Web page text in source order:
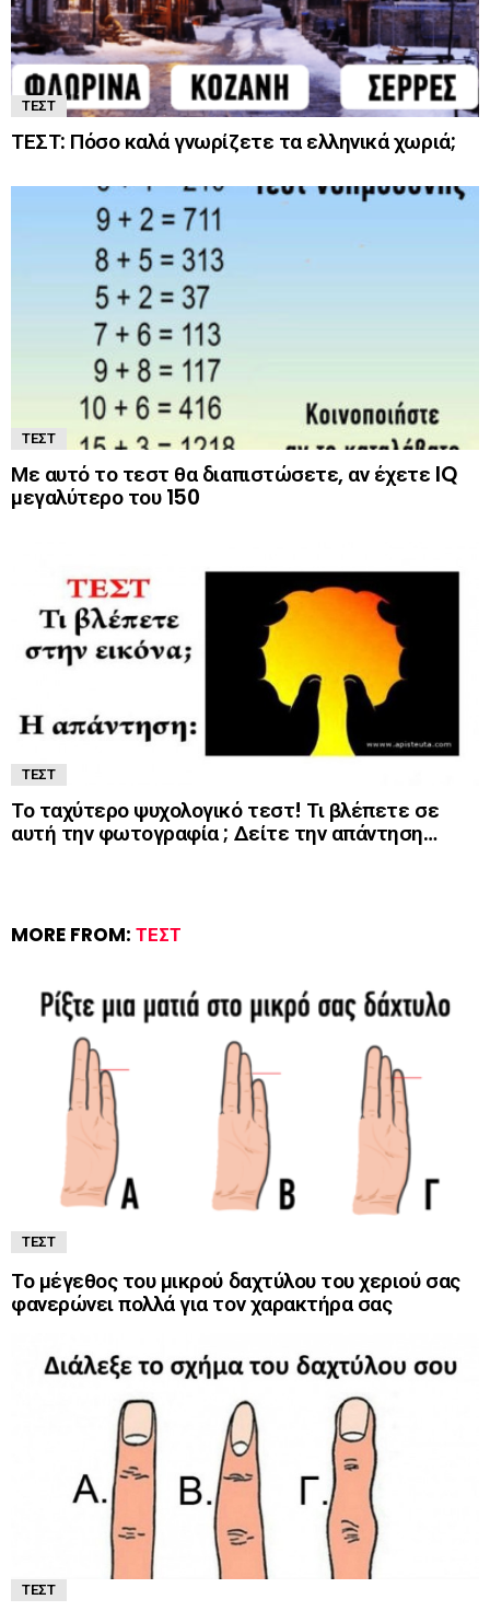
ΤΕΣΤ
ΤΕΣΤ: Πόσο καλά γνωρίζετε τα ελληνικά χωριά;
ΤΕΣΤ
Με αυτό το τεστ θα διαπιστώσετε, αν έχετε IQ
μεγαλύτερο του 150
ΤΕΣΤ
Το ταχύτερο ψυχολογικό τεστ! Τι βλέπετε σε
αυτή την φωτογραφία ; Δείτε την απάντηση…
MORE FROM: ΤΕΣΤ
ΤΕΣΤ
Το μέγεθος του μικρού δαχτύλου του χεριού σας
φανερώνει πολλά για τον χαρακτήρα σας
ΤΕΣΤ